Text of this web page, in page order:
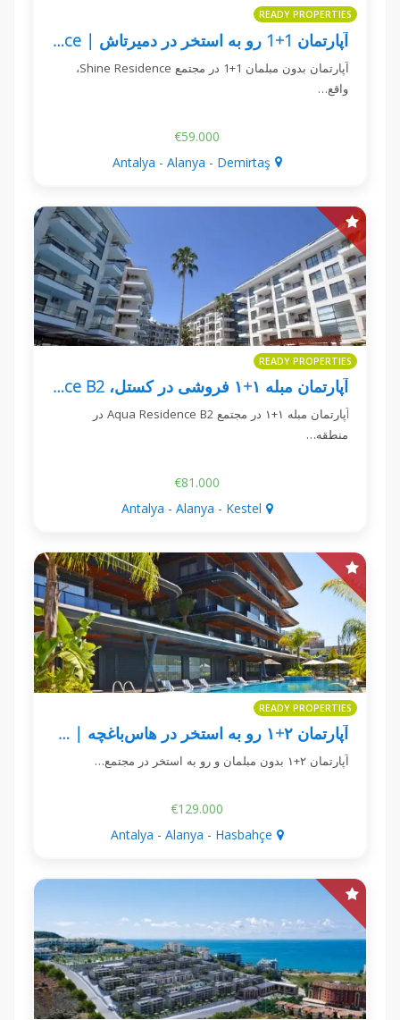
READY PROPERTIES
آپارتمان 1+1 رو به استخر در دمیرتاش | Shine Residence
آپارتمان بدون مبلمان 1+1 در مجتمع Shine Residence،
واقع…
€59.000
Antalya - Alanya - Demirtaş
READY PROPERTIES
آپارتمان مبله ۱+۱ فروشی در کستل، Aqua Residence B2
آپارتمان مبله ۱+۱ در مجتمع Aqua Residence B2 در
منطقه…
€81.000
Antalya - Alanya - Kestel
READY PROPERTIES
آپارتمان ۲+۱ رو به استخر در هاس‌باغچه | Milano Vip 1
آپارتمان ۲+۱ بدون مبلمان و رو به استخر در مجتمع…
€129.000
Antalya - Alanya - Hasbahçe